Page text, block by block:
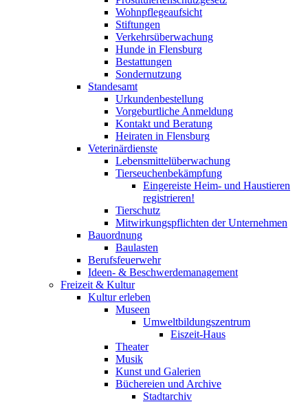
Wohnpflegeaufsicht
Stiftungen
Verkehrsüberwachung
Hunde in Flensburg
Bestattungen
Sondernutzung
Standesamt
Urkundenbestellung
Vorgeburtliche Anmeldung
Kontakt und Beratung
Heiraten in Flensburg
Veterinärdienste
Lebensmittelüberwachung
Tierseuchenbekämpfung
Eingereiste Heim- und Haustieren
registrieren!
Tierschutz
Mitwirkungspflichten der Unternehmen
Bauordnung
Baulasten
Berufsfeuerwehr
Ideen- & Beschwerdemanagement
Freizeit & Kultur
Kultur erleben
Museen
Umweltbildungszentrum
Eiszeit-Haus
Theater
Musik
Kunst und Galerien
Büchereien und Archive
Stadtarchiv